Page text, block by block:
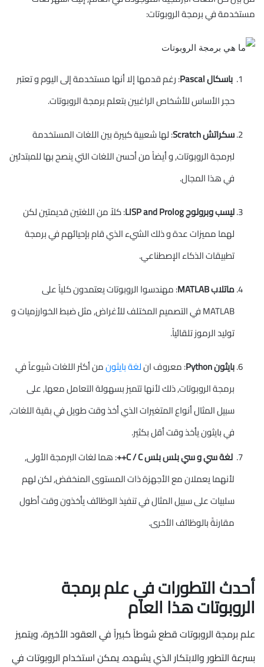
مستخدمة في برمجة الروبوتات:
باسكال Pascal
: رغم قدمها إلا أنها مستخدمة إلى اليوم و تعتبر
حجر اﻷساس للأشخاص الراغبين بتعلم برمجة الروبوتات.
سكراتش Scratch
: لها شعبية كبيرة بين اللغات المستخدمة
لبرمجة الروبوتات, و أيضاً من أحسن اللغات التي ينصح بها للمبتدئين
في هذا المجال.
ليسب وبرولوج LISP and Prolog
: كلاً من اللغتين قديمتين لكن
لهما مميزات عدة و ذلك الشيء الذي قام بإحيائهم في برمجة
تطبيقات الذكاء الإصطناعي.
ماتلاب MATLAB
: مهندسوا الروبوتات يعتمدون كلياً على
MATLAB في التصميم المختلف للأغراض, مثل ضبط الخوارزميات و
توليد الرموز تلقائياً.
بايثون Python
: معروف انلغة بايثونمن أكثر اللغات شيوعاً في
برمجة الروبوتات, ذلك ﻷنها تتميز بسهولة التعامل معها, على
سبيل المثال أنواع المتغيرات الذي أخذ وقت طويل في بقية اللغات,
في بايثون يأخذ وقت أقل بكثير.
لغة سي و سي بلس بلس C / C++
: هما لغات البرمجة اﻷولى,
ﻷنهما يعملان مع اﻷجهزة ذات المستوى المنخفض, لكن لهم
سلبيات على سبيل المثال في تنفيذ الوظائف يأخذون وقت أطول
مقارنةً بالوظائف اﻷخرى.
أحدث التطورات في علم برمجة
الروبوتات هذا العام
علم برمجة الروبوتات قطع شوطاً كبيراً في العقود الأخيرة، ويتميز
بسرعة التطور والابتكار الذي يشهده. يمكن استخدام الروبوتات في